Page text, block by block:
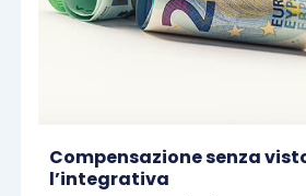
Compensazione senza
l’integrativa